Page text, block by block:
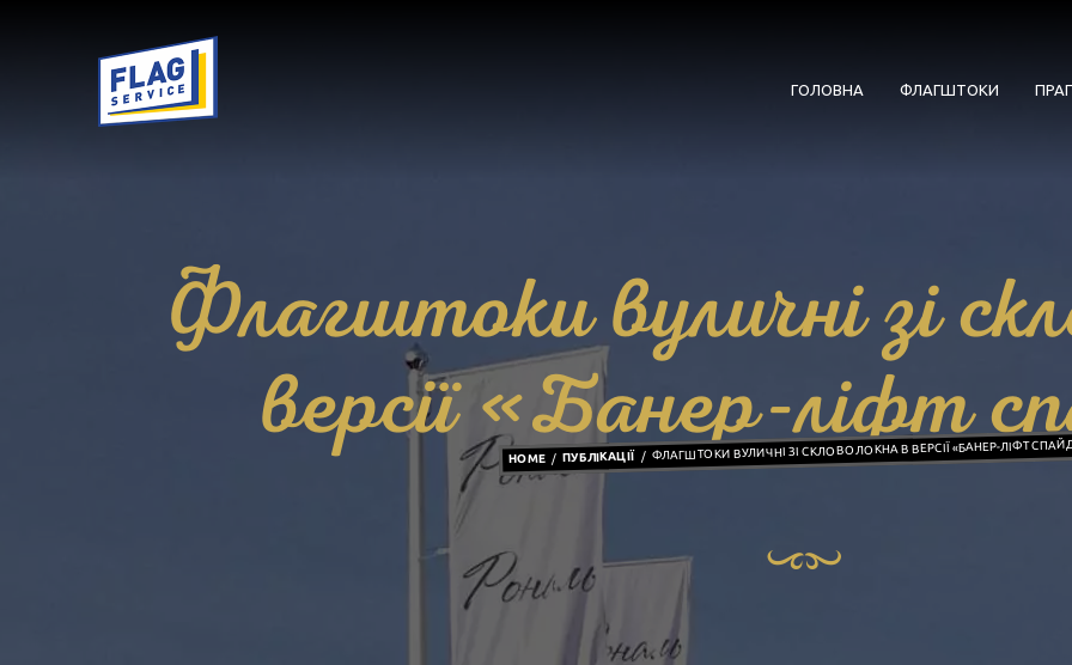
ГОЛОВНА ФЛАГШТОКИ
Флагштоки вуличні зі
версії «Банер-ліфт
HOME ПУБЛІКАЦІЇ ФЛАГШТОКИ ВУЛИЧНІ ЗІ СКЛОВОЛОКНА В ВЕРСІЇ «БАНЕР-ЛІФТ